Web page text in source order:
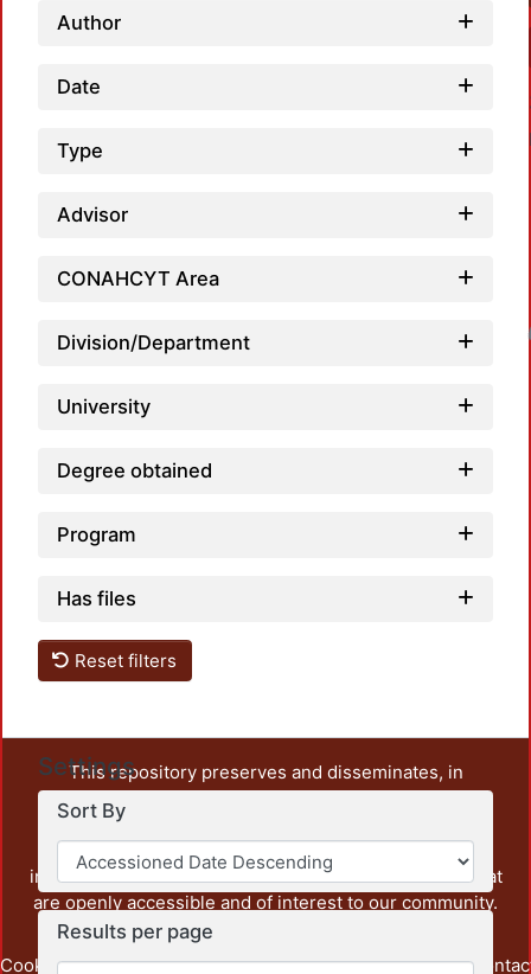
Author
Date
Type
Advisor
CONAHCYT Area
Division/Department
University
Degree obtained
Program
Has files
Reset filters
Settings
Sort By
Results per page
This repository preserves and disseminates, in
unrestricted open access, the teaching and research
output of UAM Azcapotzalco. It also includes some
administrative and graphic documents from the
institution, as well as content from other institutions that
are openly accessible and of interest to our community.
Cookie Privacy End User Send